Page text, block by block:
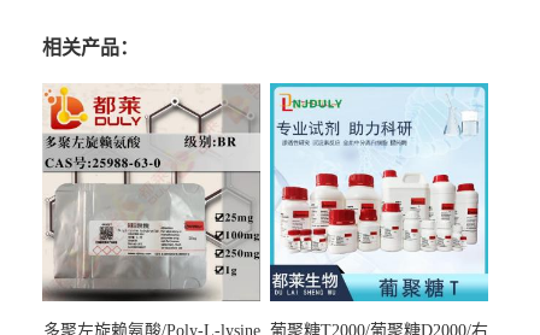
相关产品：
多聚左旋赖氨酸/Poly-L-lysine 葡聚糖T2000/葡聚糖D2000/右